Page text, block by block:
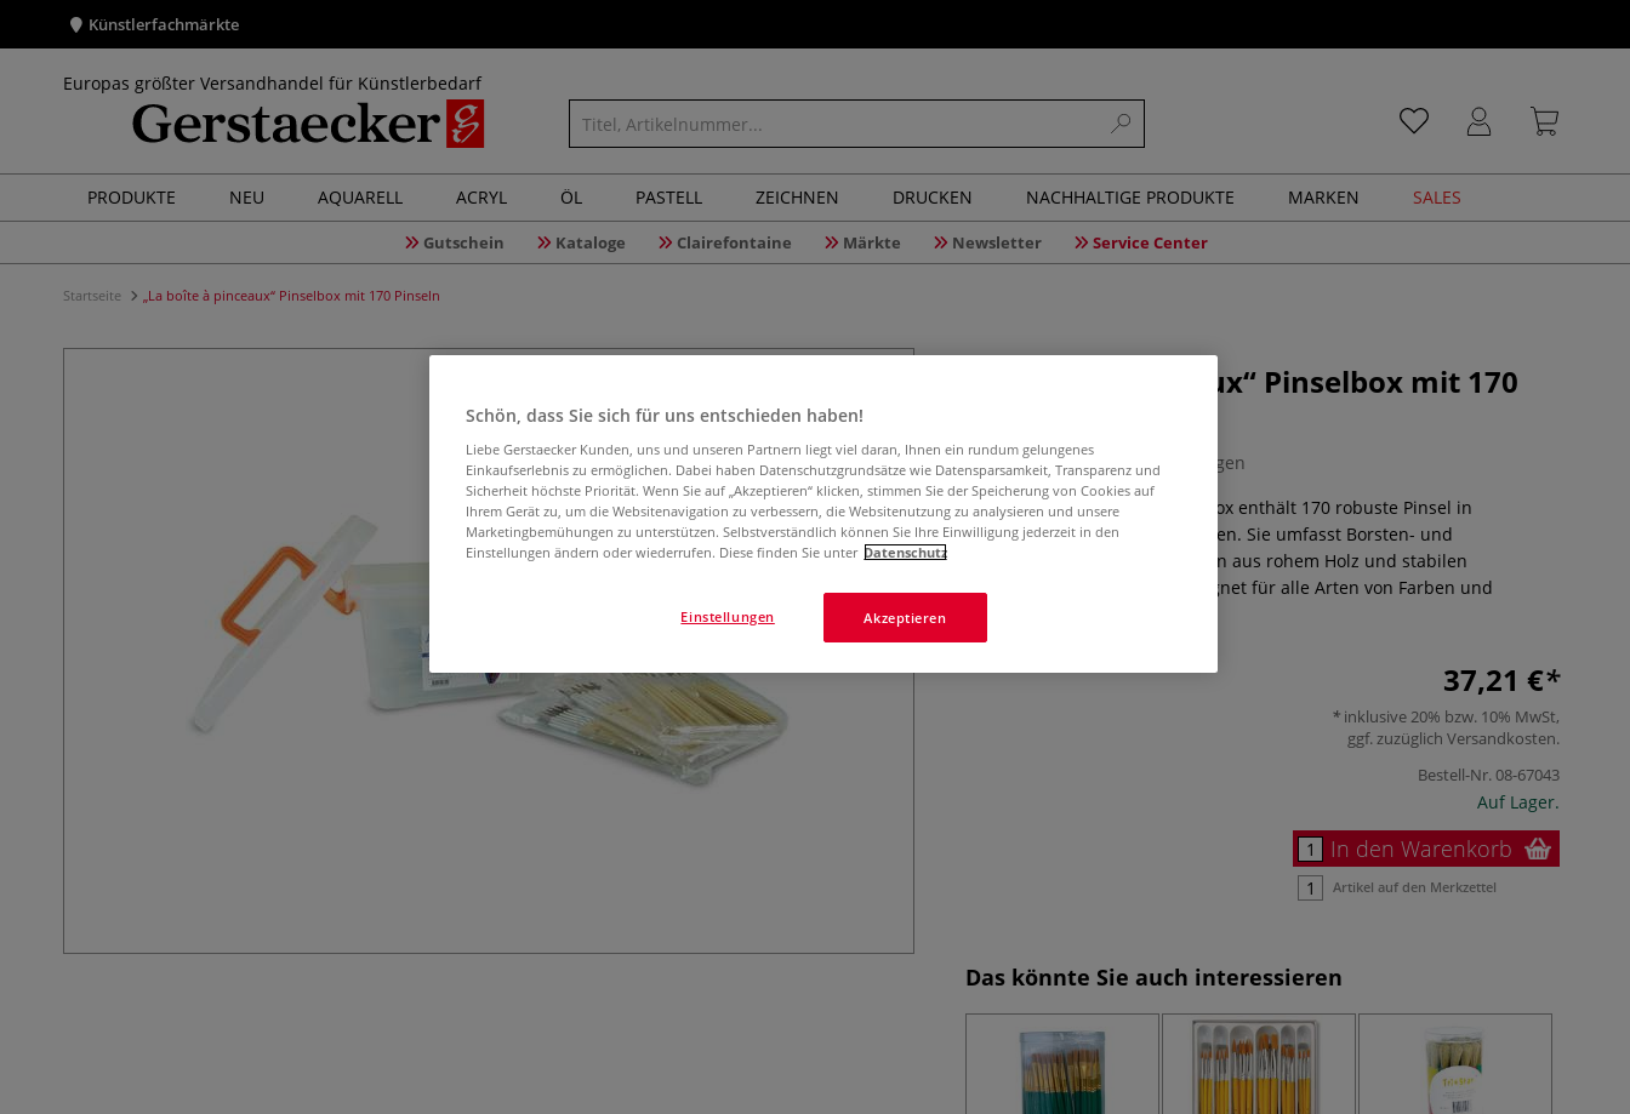
Künstlerfachmärkte
Europas größter Versandhandel für Künstlerbedarf
PRODUKTE NEU AQUARELL ACRYL ÖL PASTELL ZEICHNEN DRUCKEN NACHHALTIGE PRODUKTE MARKEN SALES
Gutschein Kataloge Clairefontaine Märkte Newsletter Service Center
Startseite „La boîte à pinceaux“ Pinselbox mit 170 Pinseln
„La boîte à pinceaux“ Pinselbox mit 170
0 Bewertungen
Die „La boîte à pinceaux“-Pinselbox enthält 170 robuste Pinsel in
verschiedenen Größen und Formen. Sie umfasst Borsten- und
Ponyhaarpinsel mit kurzen Griffen aus rohem Holz und stabilen
Aluminiumzwingen. Perfekt geeignet für alle Arten von Farben und
37,21 €
inklusive 20% bzw. 10% MwSt,
ggf. zuzüglich Versandkosten.
Bestell-Nr.08-67043
Auf Lager.
In den Warenkorb
Artikel auf den Merkzettel
Das könnte Sie auch interessieren
Schön, dass Sie sich für uns entschieden haben!
Liebe Gerstaecker Kunden, uns und unseren Partnern liegt viel daran, Ihnen ein rundum gelungenes
Einkaufserlebnis zu ermöglichen. Dabei haben Datenschutzgrundsätze wie Datensparsamkeit, Transparenz und
Sicherheit höchste Priorität. Wenn Sie auf „Akzeptieren“ klicken, stimmen Sie der Speicherung von Cookies auf
Ihrem Gerät zu, um die Websitenavigation zu verbessern, die Websitenutzung zu analysieren und unsere
Marketingbemühungen zu unterstützen. Selbstverständlich können Sie Ihre Einwilligung jederzeit in den
Einstellungen ändern oder wiederrufen. Diese finden Sie unter Datenschutz
Akzeptieren
Einstellungen